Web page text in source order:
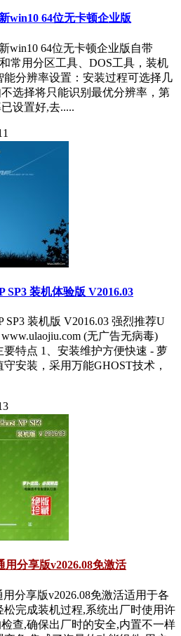
win10 64位无卡顿企业版
win10 64位无卡顿企业版自带
常用分区工具、DOS工具，装机
能分辨率设置：安装过程可选择几
选择将只能识别最优分辨率，第
设置好,去.....
SP3 装机体验版 V2016.03
SP3 装机版 V2016.03 强烈推荐U
(无广告无病毒)
特点 1、安装维护方便快速 - 萝
守安装，采用万能GHOST技术，
用分享版v2026.08免激活
用分享版v2026.08免激活适用于各
松完成装机过程,系统出厂时使用许
查,确保出厂时的安全,内置不一样